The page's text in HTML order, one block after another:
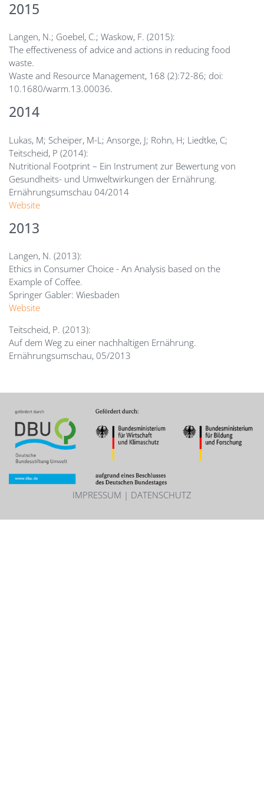
2015
Langen, N.; Goebel, C.; Waskow, F. (2015):
The effectiveness of advice and actions in reducing food
waste.
Waste and Resource Management, 168 (2):72-86; doi:
10.1680/warm.13.00036.
2014
Lukas, M; Scheiper, M-L; Ansorge, J; Rohn, H; Liedtke, C;
Teitscheid, P (2014):
Nutritional Footprint – Ein Instrument zur Bewertung von
Gesundheits- und Umweltwirkungen der Ernährung.
Ernährungsumschau 04/2014
Website
2013
Langen, N. (2013):
Ethics in Consumer Choice - An Analysis based on the
Example of Coffee.
Springer Gabler: Wiesbaden
Website
Teitscheid, P. (2013):
Auf dem Weg zu einer nachhaltigen Ernährung.
Ernährungsumschau, 05/2013
Image
IMPRESSUM | DATENSCHUTZ